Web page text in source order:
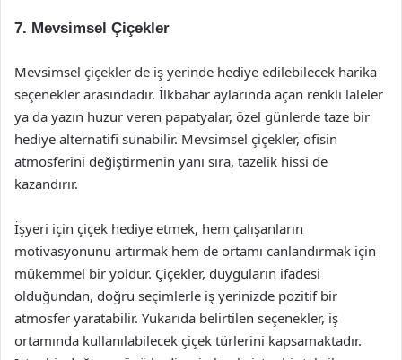
7. Mevsimsel Çiçekler
Mevsimsel çiçekler de iş yerinde hediye edilebilecek harika
seçenekler arasındadır. İlkbahar aylarında açan renklı laleler
ya da yazın huzur veren papatyalar, özel günlerde taze bir
hediye alternatifi sunabilir. Mevsimsel çiçekler, ofisin
atmosferini değiştirmenin yanı sıra, tazelik hissi de
kazandırır.
İşyeri için çiçek hediye etmek, hem çalışanların
motivasyonunu artırmak hem de ortamı canlandırmak için
mükemmel bir yoldur. Çiçekler, duyguların ifadesi
olduğundan, doğru seçimlerle iş yerinizde pozitif bir
atmosfer yaratabilir. Yukarıda belirtilen seçenekler, iş
ortamında kullanılabilecek çiçek türlerini kapsamaktadır.